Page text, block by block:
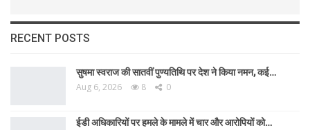
RECENT POSTS
सुषमा स्वराज की सातवीं पुण्यतिथि पर देश ने किया नमन, कई…
Aug 6, 2026 8 0
ईडी अधिकारियों पर हमले के मामले में चार और आरोपियों को…